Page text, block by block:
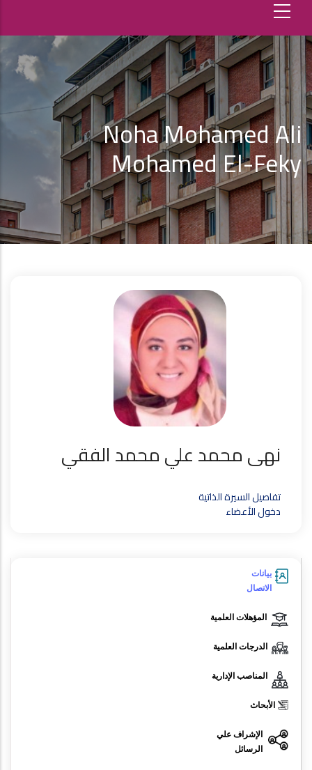
Noha Mohamed Ali
Mohamed El-Feky
نهى محمد علي محمد الفقي
تفاصيل السيرة الذاتية
دخول الأعضاء
بيانات
الاتصال
المؤهلات العلمية
الدرجات العلمية
المناصب الإدارية
الأبحاث
الإشراف علي
الرسائل